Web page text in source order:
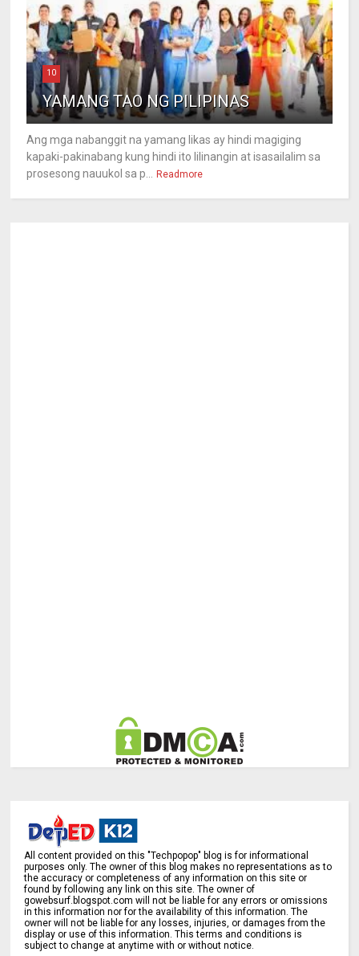
10
YAMANG TAO NG PILIPINAS
Ang mga nabanggit na yamang likas ay hindi magiging
kapaki-pakinabang kung hindi ito lilinangin at isasailalim sa
prosesong nauukol sa p...
Readmore
All content provided on this "Techpopop" blog is for informational
purposes only. The owner of this blog makes no representations as to
the accuracy or completeness of any information on this site or
found by following any link on this site. The owner of
gowebsurf.blogspot.com will not be liable for any errors or omissions
in this information nor for the availability of this information. The
owner will not be liable for any losses, injuries, or damages from the
display or use of this information. This terms and conditions is
subject to change at anytime with or without notice.